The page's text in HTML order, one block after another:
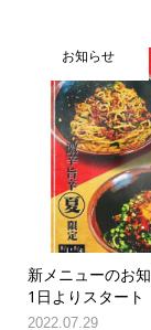
お知らせ
新メニューのお
1日よりスタート
2022.07.29